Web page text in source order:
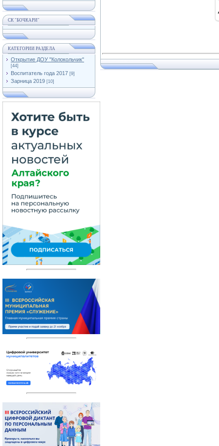
СК "БОЧКАРИ"
КАТЕГОРИИ РАЗДЕЛА
Открытие ДОУ "Колокольчик"
[44]
Воспитатель года 2017 [9]
Зарница 2019 [10]